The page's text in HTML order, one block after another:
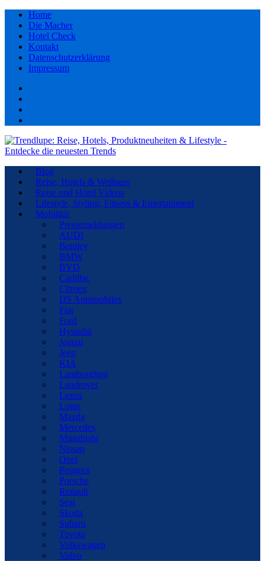
Home
Die Macher
Hotel Check
Kontakt
Datenschutzerklärung
Impressum
Blog
Reise, Hotels & Wellness
Reise und Hotel Videos
Lifestyle, Styling, Fitness & Entertainment
Mobilität
Pressemeldungen
AUDI
Bentley
BMW
BYD
Cadillac
Citroen
DS Automobiles
Fiat
Ford
Hyundai
Jaguar
Jeep
KIA
Lamborghini
Landrover
Lexus
Lotus
Mazda
Mercedes
Mitsubishi
Nissan
Opel
Peugeot
Porsche
Renault
Seat
Skoda
Subaru
Toyota
Volkswagen
Volvo